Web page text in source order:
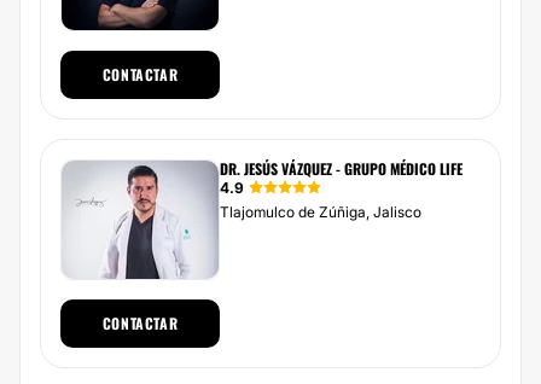
CONTACTAR
DR. JESÚS VÁZQUEZ - GRUPO MÉDICO LIFE
4.9
Tlajomulco de Zúñiga, Jalisco
CONTACTAR